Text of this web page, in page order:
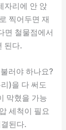
자리에 안 앉
찍어두면 재
면 철물점에서
된다.
러야 하나요?
)을 다 써도
막혔을 가능
세척이 필요
된다.